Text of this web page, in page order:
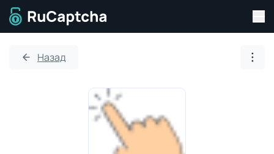
Перейти на главную страницу
Назад